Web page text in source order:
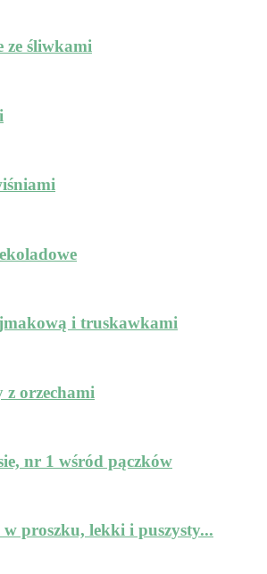
śliwkami
i truskawkami
z orzechami
nr 1 wśród pączków
proszku, lekki i puszysty...